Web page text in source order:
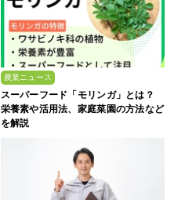
農業ニュース
スーパーフード「モリンガ」とは？
栄養素や活用法、家庭菜園の方法など
を解説